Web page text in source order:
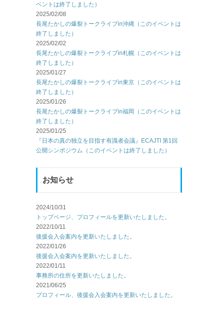
ベントは終了しました）
2025/02/08
長尾たかしの爆裂トークライブin沖縄（このイベントは
終了しました）
2025/02/02
長尾たかしの爆裂トークライブin札幌（このイベントは
終了しました）
2025/01/27
長尾たかしの爆裂トークライブin東京（このイベントは
終了しました）
2025/01/26
長尾たかしの爆裂トークライブin福岡（このイベントは
終了しました）
2025/01/25
『日本の真の独立を目指す有識者会議』ECAJTI 第1回
公開シンポジウム（このイベントは終了しました）
お知らせ
2024/10/31
トップページ、プロフィールを更新いたしました。
2022/10/11
後援会入会案内を更新いたしました。
2022/01/26
後援会入会案内を更新いたしました。
2022/01/11
事務所の住所を更新いたしました。
2021/06/25
プロフィール、後援会入会案内を更新いたしました。